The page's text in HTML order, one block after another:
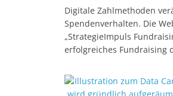
Digitale Zahlmethoden
Spendenverhalten. Die
„StrategieImpuls
erfolgreiches Fundraising